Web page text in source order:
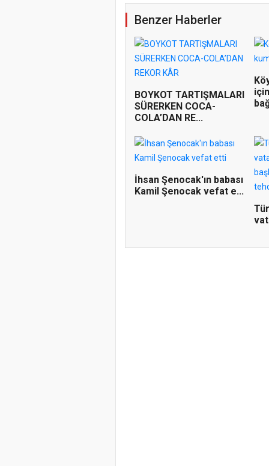
Benzer Haberler
BOYKOT TARTIŞMALARI
SÜRERKEN COCA-
COLA’DAN RE...
İhsan Şenocak'ın babası
Kamil Şenocak vefat e...